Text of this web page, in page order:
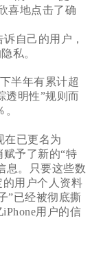
喜地点击了确
自己的用户，
私。
半年有累计超
透明性”规则而
在已更名为
赋予了新的“特
息。只要这些数
用户个人资料
”已经被彻底撕
用户的信